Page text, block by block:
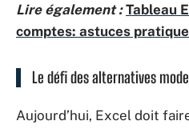
Lire également : Tableau
comptes: astuces
Le défi des alternatives
Aujourd’hui, Excel doit